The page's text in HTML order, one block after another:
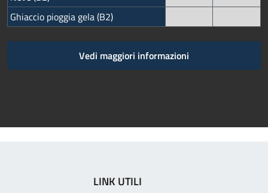
Ghiaccio pioggia gela (B2)
Vedi maggiori informazioni
LINK UTILI